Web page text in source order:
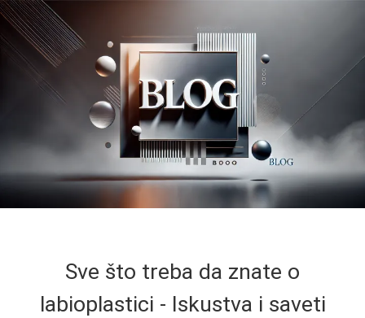
Sve što treba da znate o
labioplastici - Iskustva i saveti